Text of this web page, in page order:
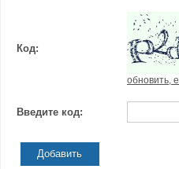
Код:
обновить,
Введите код:
Добавить